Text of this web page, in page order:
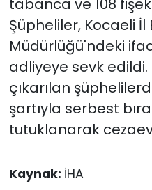
Şüpheliler, Kocaeli İl
Müdürlüğü'ndeki
adliyeye sevk edildi.
çıkarılan
şartıyla serbest
tutuklanarak
Kaynak: İHA